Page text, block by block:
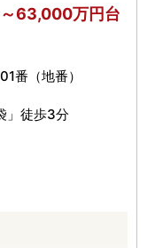
63,000万円台
番（地番）
」徒歩3分